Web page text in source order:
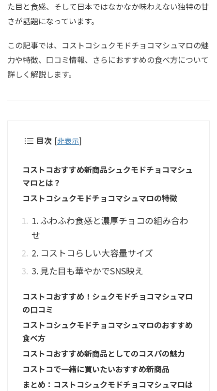
た目と食感、そして日本ではなかなか味わえない独特の甘
さが話題になっています。
この記事では、コストコシュクモドチョコマシュマロの魅
力や特徴、口コミ情報、さらにおすすめの食べ方について
詳しく解説します。
目次 [非表示]
コストコおすすめ新商品シュクモドチョコマシュ
マロとは？
コストコシュクモドチョコマシュマロの特徴
1. ふわふわ食感と濃厚チョコの組み合わ
せ
2. コストコらしい大容量サイズ
3. 見た目も華やかでSNS映え
コストコおすすめ！シュクモドチョコマシュマロ
の口コミ
コストコシュクモドチョコマシュマロのおすすめ
食べ方
コストコおすすめ新商品としてのコスパの魅力
コストコで一緒に買いたいおすすめ新商品
まとめ：コストコシュクモドチョコマシュマロは